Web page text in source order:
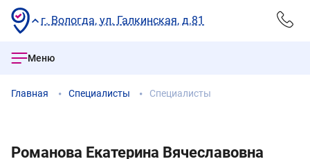
г. Вологда, ул. Галкинская, д.81
Меню
Главная Специалисты Специалисты
Романова Екатерина Вячеславовна